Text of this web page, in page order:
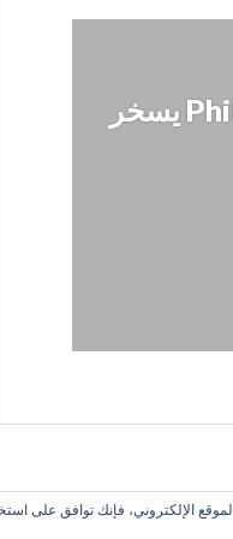
الفيديو التشويقيّ للموسم العاشر من Philadelphia يسخر
الإلكتروني، فإنك توافق على